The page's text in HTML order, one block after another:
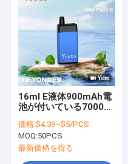
16ml E液体900mAh電
池が付いている7000の
Beyonder使い捨て可能
なVapeのポッド
価格:$4.39~$5/PCS
MOQ:50PCS
最新価格を得る